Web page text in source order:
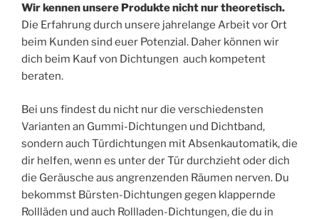
Wir kennen unsere Produkte nicht nur theoretisch.
Die Erfahrung durch unsere jahrelange Arbeit vor Ort
beim Kunden sind euer Potenzial. Daher können wir
dich beim Kauf von Dichtungen auch kompetent
beraten.
Bei uns findest du nicht nur die verschiedensten
Varianten an Gummi-Dichtungen und Dichtband,
sondern auch Türdichtungen mit Absenkautomatik, die
dir helfen, wenn es unter der Tür durchzieht oder dich
die Geräusche aus angrenzenden Räumen nerven. Du
bekommst Bürsten-Dichtungen gegen klappernde
Rollläden und auch Rollladen-Dichtungen, die du in